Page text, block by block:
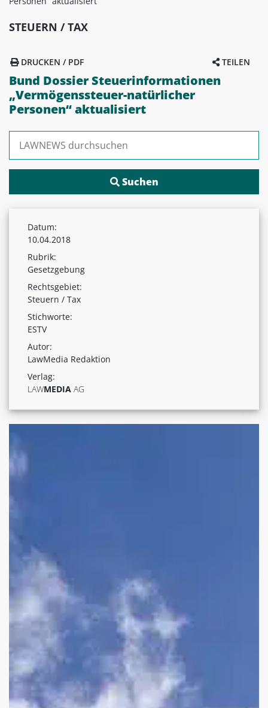
STEUERN / TAX
TEILEN
DRUCKEN / PDF
Bund Dossier Steuerinformationen
„Vermögenssteuer-natürlicher
Personen“ aktualisiert
Datum:
10.04.2018
Rubrik:
Gesetzgebung
Rechtsgebiet:
Steuern / Tax
Stichworte:
ESTV
Autor:
LawMedia Redaktion
Verlag:
LAWMEDIA AG